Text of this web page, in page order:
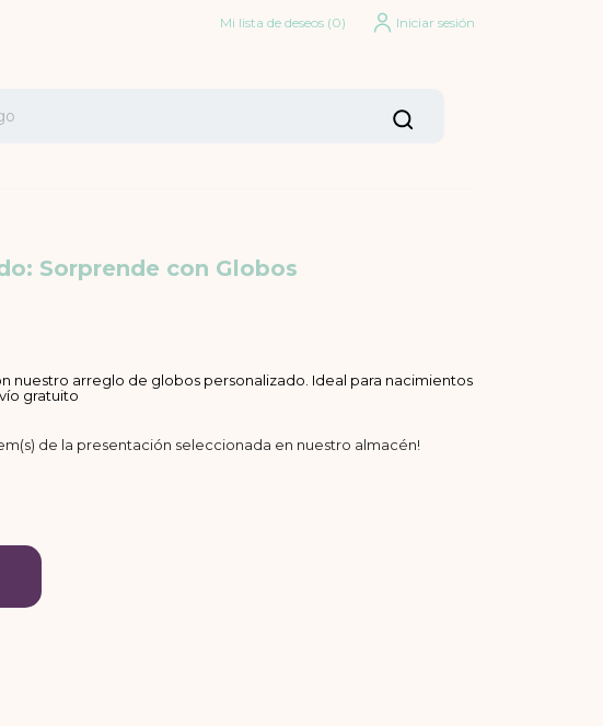
Mi lista de deseos (0) Iniciar sesión
Sorprende con Globos
nuestro arreglo de globos personalizado. Ideal para nacimientos
gratuito
de la presentación seleccionada en nuestro almacén!